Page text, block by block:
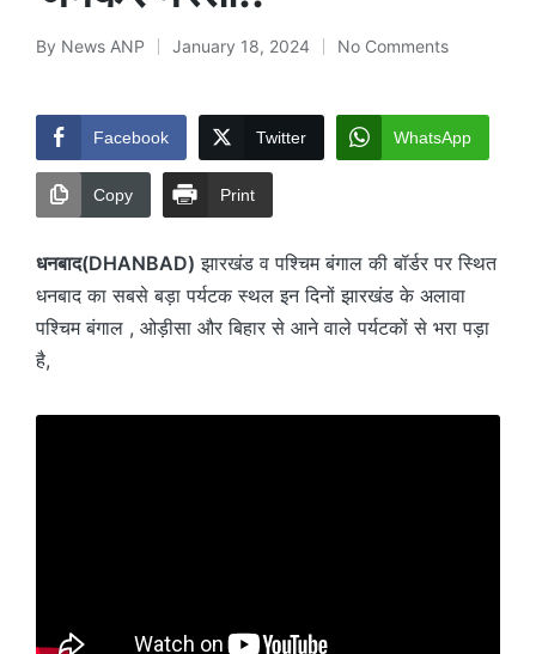
Posted
By News ANP January 18, 2024 No Comments
Facebook Twitter WhatsApp
Copy Print
धनबाद(DHANBAD) झारखंड व पश्चिम बंगाल की बॉर्डर पर स्थित
धनबाद का सबसे बड़ा पर्यटक स्थल इन दिनों झारखंड के अलावा
पश्चिम बंगाल , ओड़ीसा और बिहार से आने वाले पर्यटकों से भरा पड़ा
है,